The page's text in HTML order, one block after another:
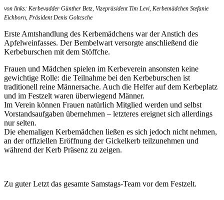
von links: Kerbevadder Günther Betz, Vizepräsident Tim Levi, Kerbemädchen Stefanie
Eichborn, Präsident Denis Goltcsche
Erste Amtshandlung des Kerbemädchens war der Anstich des
Apfelweinfasses. Der Bembelwart versorgte anschließend die
Kerbeburschen mit dem Stöffche.
Frauen und Mädchen spielen im Kerbeverein ansonsten keine
gewichtige Rolle: die Teilnahme bei den Kerbeburschen ist
traditionell reine Männersache. Auch die Helfer auf dem Kerbeplatz
und im Festzelt waren überwiegend Männer.
Im Verein können Frauen natürlich Mitglied werden und selbst
Vorstandsaufgaben übernehmen – letzteres ereignet sich allerdings
nur selten.
Die ehemaligen Kerbemädchen ließen es sich jedoch nicht nehmen,
an der offiziellen Eröffnung der Gickelkerb teilzunehmen und
während der Kerb Präsenz zu zeigen.
Zu guter Letzt das gesamte Samstags-Team vor dem Festzelt.